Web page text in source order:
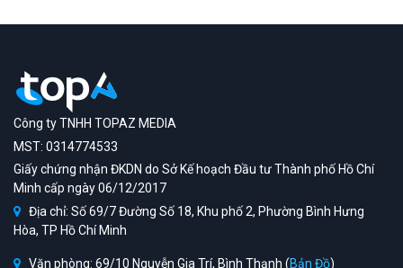
Công ty TNHH TOPAZ MEDIA
MST: 0314774533
Giấy chứng nhận ĐKDN do Sở Kế hoạch Đầu tư Thành phố Hồ Chí
Minh cấp ngày 06/12/2017
Địa chỉ: Số 69/7 Đường Số 18, Khu phố 2, Phường Bình Hưng
Hòa, TP Hồ Chí Minh
Văn phòng: 69/10 Nguyễn Gia Trí, Bình Thạnh (Bản Đồ)